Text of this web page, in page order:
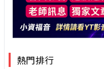
熱門排行